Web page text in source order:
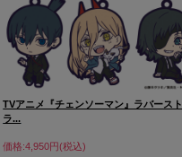
TVアニメ『チェンソーマン』ラバースト
ラ...
価格:4,950円(税込)